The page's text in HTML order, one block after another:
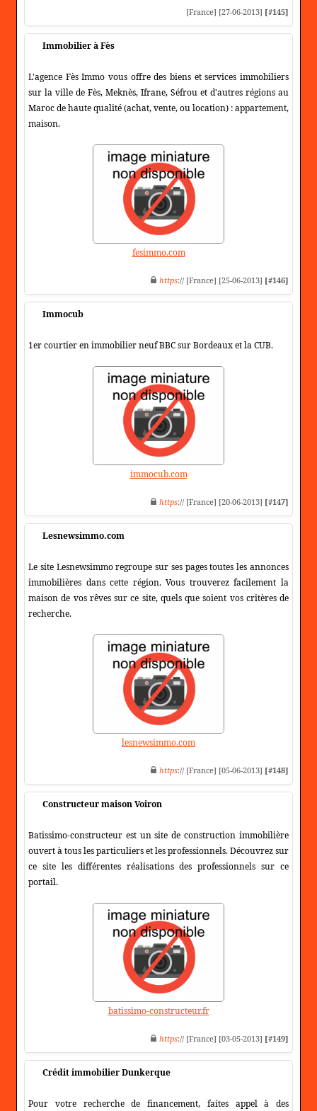
[France] [27-06-2013] [#145]
Immobilier à Fès
L'agence Fès Immo vous offre des biens et services immobiliers
sur la ville de Fès, Meknès, Ifrane, Séfrou et d'autres régions au
Maroc de haute qualité (achat, vente, ou location) : appartement,
maison.
fesimmo.com
https:// [France] [25-06-2013] [#146]
Immocub
1er courtier en immobilier neuf BBC sur Bordeaux et la CUB.
immocub.com
https:// [France] [20-06-2013] [#147]
Lesnewsimmo.com
Le site Lesnewsimmo regroupe sur ses pages toutes les annonces
immobilières dans cette région. Vous trouverez facilement la
maison de vos rêves sur ce site, quels que soient vos critères de
recherche.
lesnewsimmo.com
https:// [France] [05-06-2013] [#148]
Constructeur maison Voiron
Batissimo-constructeur est un site de construction immobilière
ouvert à tous les particuliers et les professionnels. Découvrez sur
ce site les différentes réalisations des professionnels sur ce
portail.
batissimo-constructeur.fr
https:// [France] [03-05-2013] [#149]
Crédit immobilier Dunkerque
Pour votre recherche de financement, faites appel à des